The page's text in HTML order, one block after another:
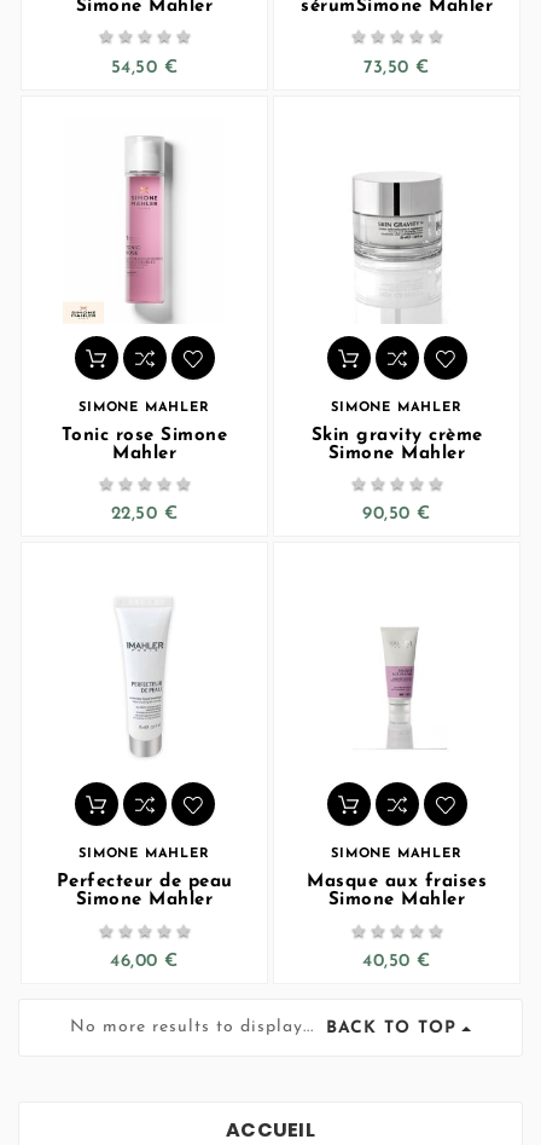
Simone Mahler
    
54,50 €
sérumSimone Mahler
    
73,50 €
SIMONE MAHLER
Tonic rose Simone
Mahler
    
22,50 €
SIMONE MAHLER
Skin gravity crème
Simone Mahler
    
90,50 €
SIMONE MAHLER
Perfecteur de peau
Simone Mahler
    
46,00 €
SIMONE MAHLER
Masque aux fraises
Simone Mahler
    
40,50 €
No more results to display... BACK TO TOP
ACCUEIL